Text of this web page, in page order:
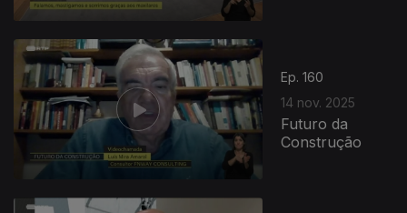
Ep. 160
14 nov. 2025
Futuro da
Construção